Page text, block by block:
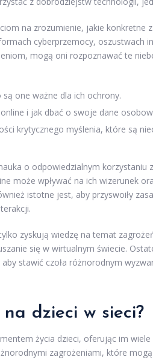
na zrozumienie, jakie konkretne
cyberprzemocy, oszustwach
mogą oni rozpoznawać te
są one ważne dla ich ochrony.
i jak dbać o swoje dane
krytycznego myślenia, które są
o odpowiedzialnym korzystaniu
może wpływać na ich wizerunek
istotne jest, aby przyswoiły
zyskują wiedzę na temat
się w wirtualnym świecie.
stawić czoła różnorodnym
dzieci w sieci?
życia dzieci, oferując im
zagrożeniami, które